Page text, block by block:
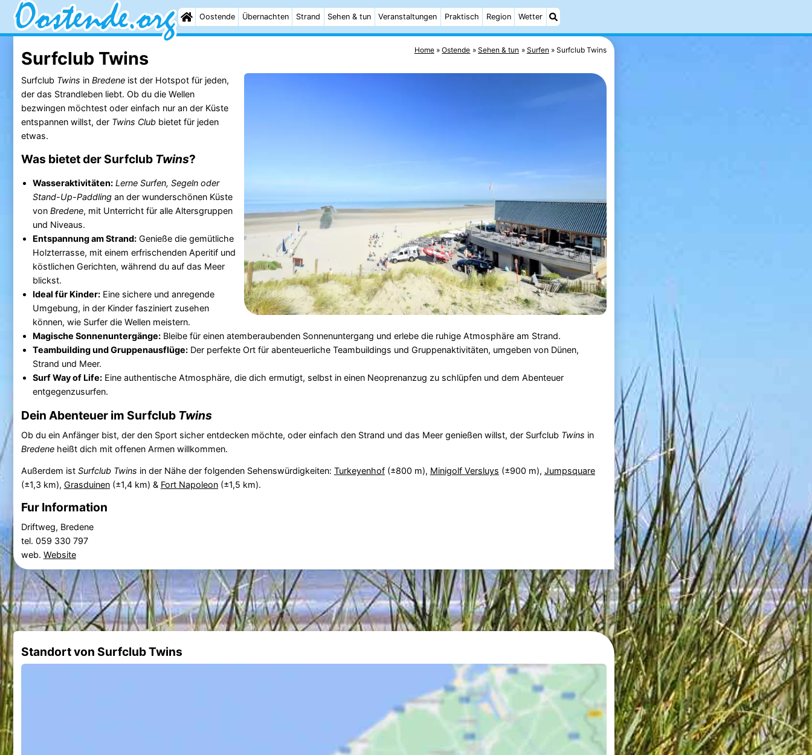
Oostende Übernachten Strand Sehen & tun Veranstaltungen Praktisch Region Wetter
Home Ostende Sehen & tun Surfen Surfclub Twins
Surfclub Twins
Surfclub Twins in Bredeneist der Hotspot für jeden,
der das Strandleben liebt. Ob du die Wellen
bezwingen möchtest oder einfach nur an der Küste
entspannen willst, der Twins Clubbietet für jeden
etwas.
Was bietet der Surfclub Twins?
Wasseraktivitäten: Lerne Surfen, Segeln oder
Stand-Up-Paddlingan der wunderschönen Küste
von Bredene, mit Unterricht für alle Altersgruppen
und Niveaus.
Entspannung am Strand:Genieße die gemütliche
Holzterrasse, mit einem erfrischenden Aperitif und
köstlichen Gerichten, während du auf das Meer
blickst.
Ideal für Kinder:Eine sichere und anregende
Umgebung, in der Kinder fasziniert zusehen
können, wie Surfer die Wellen meistern.
Magische Sonnenuntergänge:Bleibe für einen atemberaubenden Sonnenuntergang und erlebe die ruhige Atmosphäre am Strand.
Teambuilding und Gruppenausflüge:Der perfekte Ort für abenteuerliche Teambuildings und Gruppenaktivitäten, umgeben von Dünen,
Strand und Meer.
Surf Way of Life:Eine authentische Atmosphäre, die dich ermutigt, selbst in einen Neoprenanzug zu schlüpfen und dem Abenteuer
entgegenzusurfen.
Dein Abenteuer im Surfclub Twins
Ob du ein Anfänger bist, der den Sport sicher entdecken möchte, oder einfach den Strand und das Meer genießen willst, der Surfclub Twins in
Bredeneheißt dich mit offenen Armen willkommen.
Außerdem ist Surfclub Twins in der Nähe der folgenden Sehenswürdigkeiten: Turkeyenhof(±800 m), Minigolf Versluys (±900 m), Jumpsquare
(±1,3 km), Grasduinen(±1,4 km) & Fort Napoleon(±1,5 km).
Fur Information
Driftweg, Bredene
tel. 059 330 797
web. Website
Standort von Surfclub Twins